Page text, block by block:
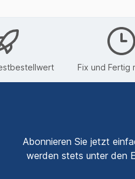
Fix und Fertig
Abonnieren Sie jetzt
werden stets unter den